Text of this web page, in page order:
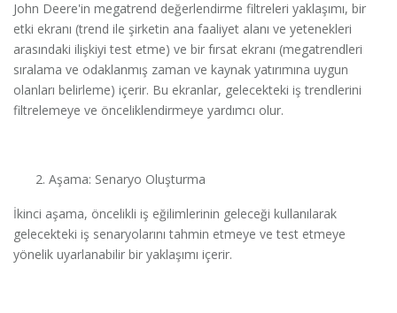
John Deere'in megatrend değerlendirme filtreleri yaklaşımı, bir
etki ekranı (trend ile şirketin ana faaliyet alanı ve yetenekleri
arasındaki ilişkiyi test etme) ve bir fırsat ekranı (megatrendleri
sıralama ve odaklanmış zaman ve kaynak yatırımına uygun
olanları belirleme) içerir. Bu ekranlar, gelecekteki iş trendlerini
filtrelemeye ve önceliklendirmeye yardımcı olur.
Aşama: Senaryo Oluşturma
İkinci aşama, öncelikli iş eğilimlerinin geleceği kullanılarak
gelecekteki iş senaryolarını tahmin etmeye ve test etmeye
yönelik uyarlanabilir bir yaklaşımı içerir.